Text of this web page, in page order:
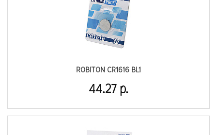
ROBITON CR1616 BL1
44.27 р.